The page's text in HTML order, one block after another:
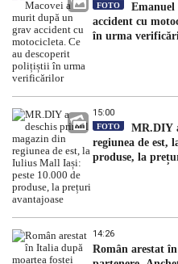
FOTO
accident cu
în urma
15:00
FOTO
MR.DIY
regiunea de est,
produse, la
14:26
Român arestat